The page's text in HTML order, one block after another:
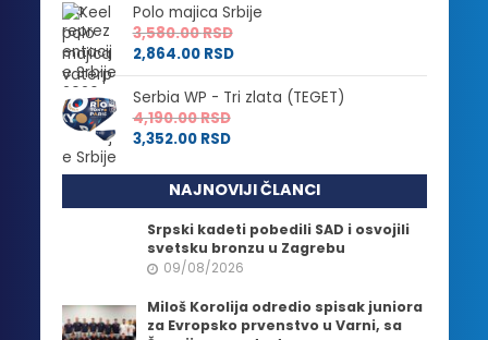
Polo majica Srbije
3,580.00RSD
2,864.00 RSD
Serbia WP - Tri zlata (TEGET)
4,190.00RSD
3,352.00 RSD
NAJNOVIJI ČLANCI
Srpski kadeti pobedili SAD i osvojili
svetsku bronzu u Zagrebu
09/08/2026
Miloš Korolija odredio spisak juniora
za Evropsko prvenstvo u Varni, sa